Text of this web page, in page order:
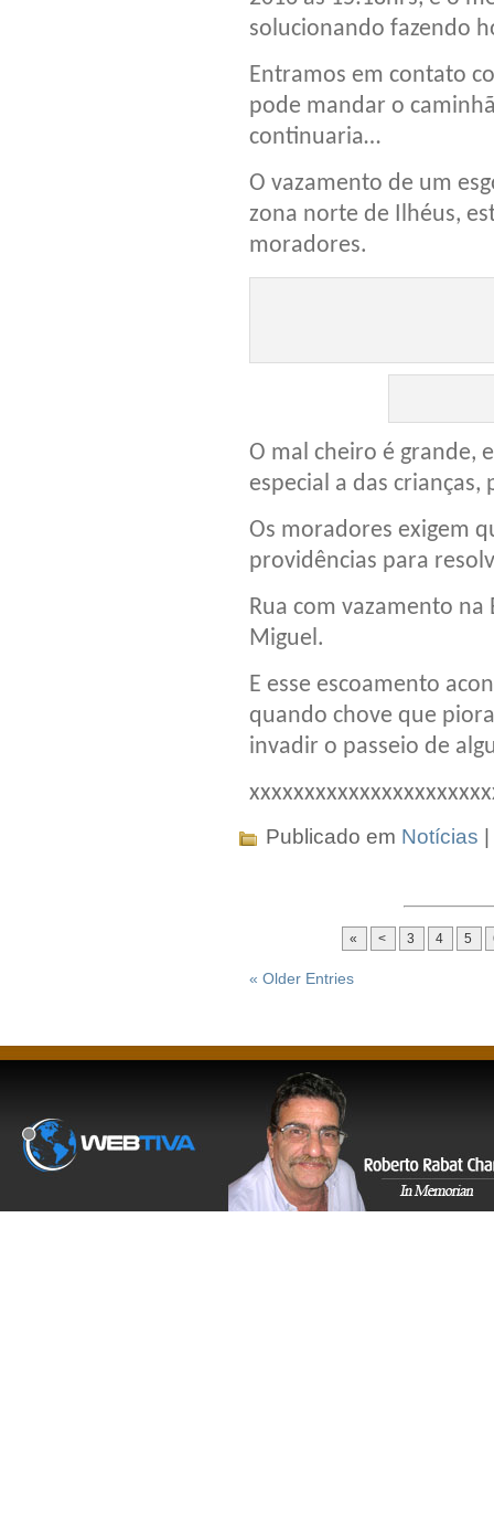
solucionando fazendo
Entramos em contato
pode mandar o
continuaria…
O vazamento de um
zona norte de Ilhéus,
moradores.
O mal cheiro é grande,
especial a das
Os moradores exigem
providências para
Rua com vazamento na
Miguel.
E esse escoamento
quando chove que
invadir o passeio de
Publicado em Notícias |
« < 3 4 5
« Older Entries